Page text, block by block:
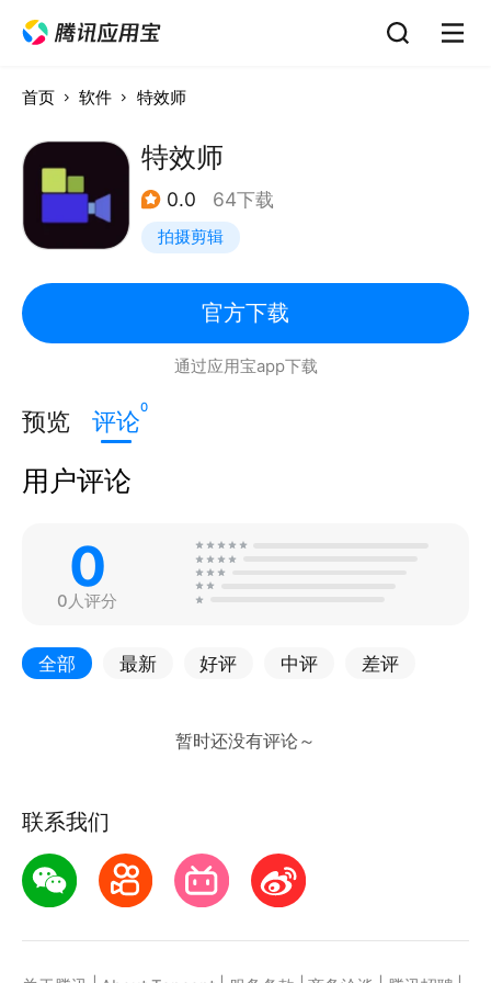
首页 软件 特效师
特效师
0.0 64下载
拍摄剪辑
官方下载
通过应用宝app下载
预览 评论0
用户评论
0
0人评分
全部 最新 好评 中评 差评
联系我们